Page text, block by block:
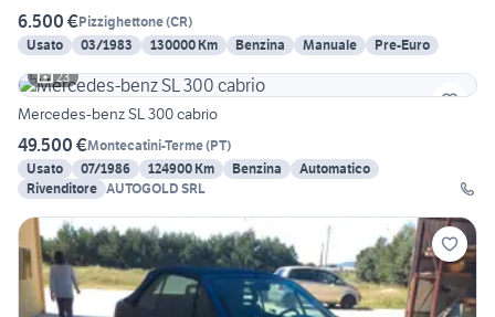
6.500 €Pizzighettone(CR)
Usato
03/1983 130000 Km Benzina Manuale
Pre-Euro
23
Mercedes-benz SL 300 cabrio
49.500 €Montecatini-Terme(PT)
Usato
07/1986 124900 Km Benzina
Automatico
Rivenditore AUTOGOLD SRL